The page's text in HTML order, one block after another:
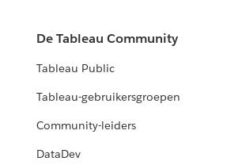
De Tableau Community
Tableau Public
Tableau-gebruikersgroepen
Community-leiders
DataDev